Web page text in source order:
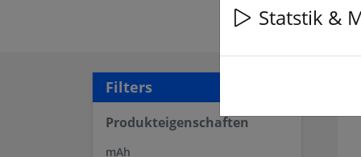
Filters
Produkteigenschaften
mAh
Statstik &